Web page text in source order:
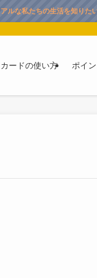
ルな私たちの生活を知りた
カードの使い方 ポイ